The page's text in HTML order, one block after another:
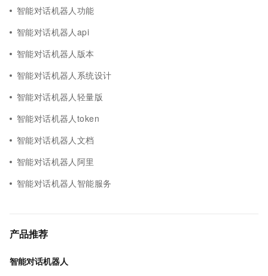
智能对话机器人功能
智能对话机器人api
智能对话机器人版本
智能对话机器人系统设计
智能对话机器人轻量版
智能对话机器人token
智能对话机器人文档
智能对话机器人阿里
智能对话机器人智能服务
产品推荐
智能对话机器人